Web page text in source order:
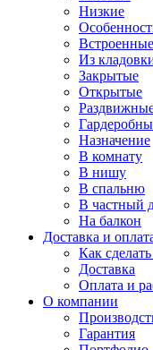
Низкие
Встроенные
Из
Закрытые
Открытые
Назначение
В комнату
В нишу
В спальню
В частный
На балкон
Доставка и
Как сделать
Доставка
Оплата и
О компании
Гарантия